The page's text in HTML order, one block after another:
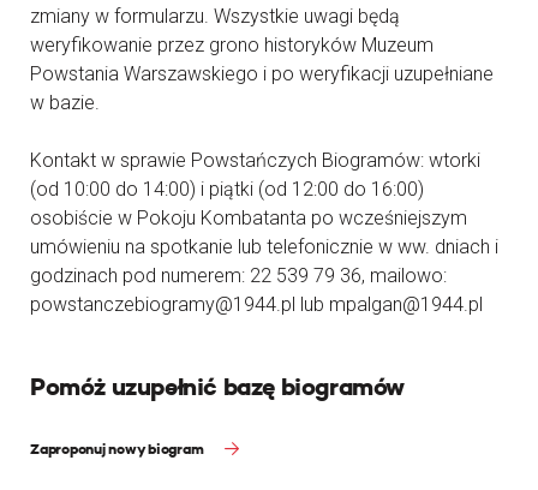
zmiany w formularzu. Wszystkie uwagi będą
weryfikowanie przez grono historyków Muzeum
Powstania Warszawskiego i po weryfikacji uzupełniane
w bazie.
Kontakt w sprawie Powstańczych Biogramów: wtorki
(od 10:00 do 14:00) i piątki (od 12:00 do 16:00)
osobiście w Pokoju Kombatanta po wcześniejszym
umówieniu na spotkanie lub telefonicznie w ww. dniach i
godzinach pod numerem: 22 539 79 36, mailowo:
powstanczebiogramy@1944.pl lub mpalgan@1944.pl
Pomóż uzupełnić bazę biogramów
Zaproponuj nowy biogram